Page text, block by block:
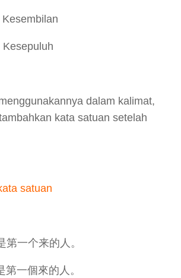
dalam kalimat,
kata satuan setelah
satuan
第一个来的人。
一個來的人。